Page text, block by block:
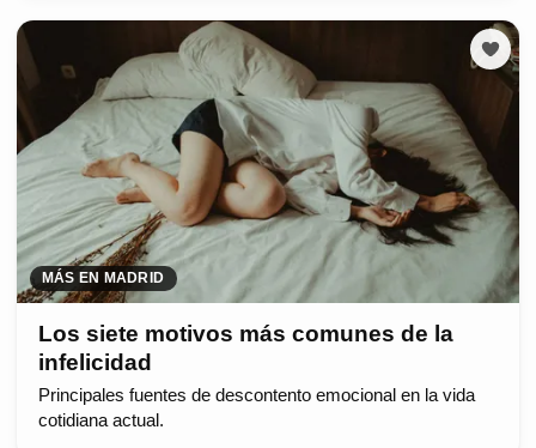
MÁS EN MADRID
Los siete motivos más comunes de la
infelicidad
Principales fuentes de descontento emocional en la vida
cotidiana actual.